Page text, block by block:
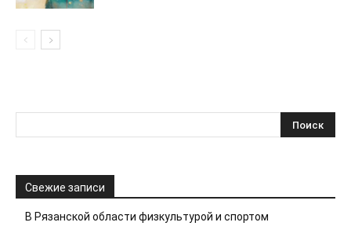
Свежие записи
В Рязанской области физкультурой и спортом